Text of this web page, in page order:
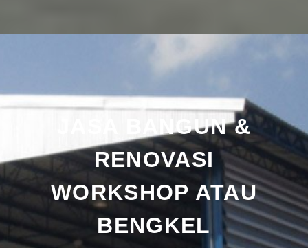
JASA BANGUN &
RENOVASI
WORKSHOP ATAU
BENGKEL